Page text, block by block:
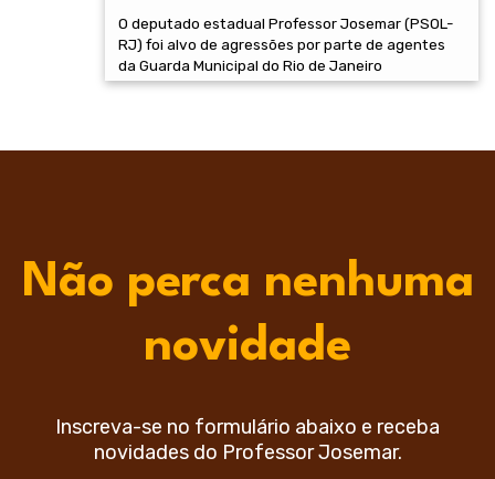
O deputado estadual Professor Josemar (PSOL-
RJ) foi alvo de agressões por parte de agentes
da Guarda Municipal do Rio de Janeiro
Não perca nenhuma
novidade
Inscreva-se no formulário abaixo e receba
novidades do Professor Josemar.